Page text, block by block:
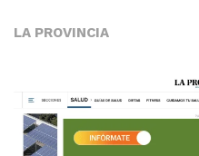
LA PROVINCIA